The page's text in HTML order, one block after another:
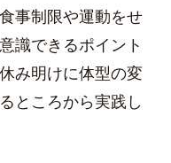
事制限や運動をせ
識できるポイント
み明けに体型の変
ところから実践し